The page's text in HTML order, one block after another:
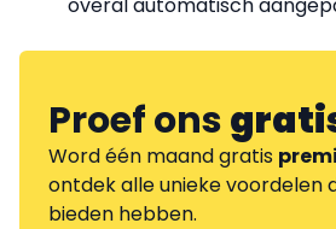
Proef ons
Word één maand gratis
ontdek alle unieke voordelen
bieden hebben.